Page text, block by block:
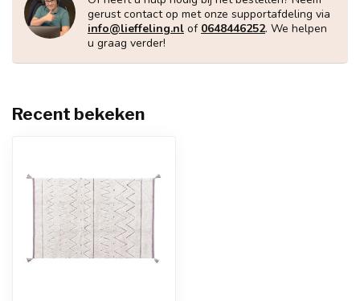
gerust contact op met onze supportafdeling via
info@lieffeling.nl of 0648446252. We helpen
u graag verder!
Recent bekeken